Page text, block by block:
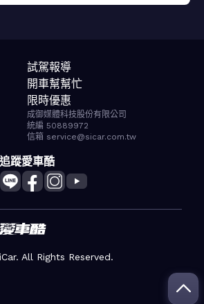
試駕報導
開車幫幫忙
限時優惠
成御媒體科技股份有限公司
統編 50889972
信箱 service@sicar.com.tw
追蹤愛車酷
All Rights Reserved.